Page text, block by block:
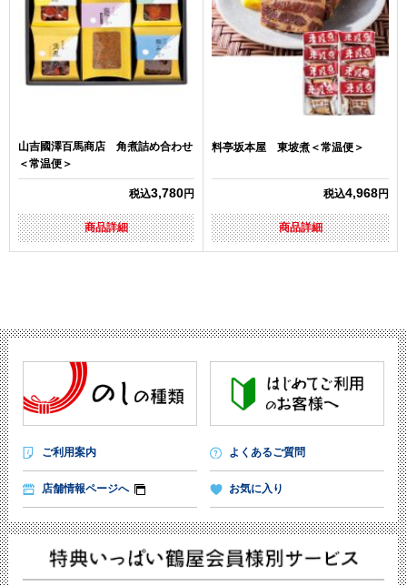
山吉國澤百馬商店 角煮詰め合わせ
＜常温便＞
税込3,780円
商品詳細
料亭坂本屋 東坡煮＜常温便＞
税込4,968円
商品詳細
ご利用案内 よくあるご質問
店舗情報ページへ お気に入り